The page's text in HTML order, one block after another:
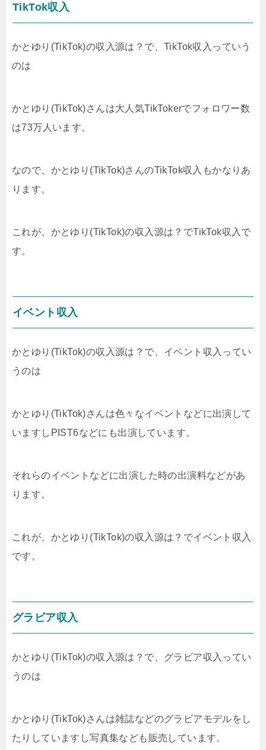
TikTok収入
かとゆり(TikTok)の収入源は？で、TikTok収入っていう
のは
かとゆり(TikTok)さんは大人気TikTokerでフォロワー数
は73万人います。
なので、かとゆり(TikTok)さんのTikTok収入もかなりあ
ります。
これが、かとゆり(TikTok)の収入源は？でTikTok収入で
す。
イベント収入
かとゆり(TikTok)の収入源は？で、イベント収入ってい
うのは
かとゆり(TikTok)さんは色々なイベントなどに出演して
いますしPIST6などにも出演しています。
それらのイベントなどに出演した時の出演料などがあ
ります。
これが、かとゆり(TikTok)の収入源は？でイベント収入
です。
グラビア収入
かとゆり(TikTok)の収入源は？で、グラビア収入ってい
うのは
かとゆり(TikTok)さんは雑誌などのグラビアモデルをし
たりしていますし写真集なども販売しています。